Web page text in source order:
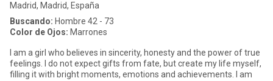
Madrid, Madrid, España
Buscando: Hombre 42 - 73
Color de Ojos: Marrones
I am a girl who believes in sincerity, honesty and the power of true
feelings. I do not expect gifts from fate, but create my life myself,
filling it with bright moments, emotions and achievements. I am